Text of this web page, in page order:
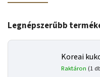
Legnépszerűbb
Koreai
Raktáron (1